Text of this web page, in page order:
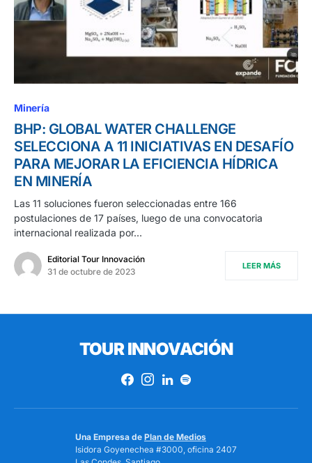
Minería
BHP: GLOBAL WATER CHALLENGE
SELECCIONA A 11 INICIATIVAS EN DESAFÍO
PARA MEJORAR LA EFICIENCIA HÍDRICA
EN MINERÍA
Las 11 soluciones fueron seleccionadas entre 166
postulaciones de 17 países, luego de una convocatoria
internacional realizada por…
Editorial Tour Innovación
31 de octubre de 2023
LEER MÁS
TOUR INNOVACIÓN
Una Empresa de Plan de Medios
Isidora Goyenechea #3000, oficina 2407